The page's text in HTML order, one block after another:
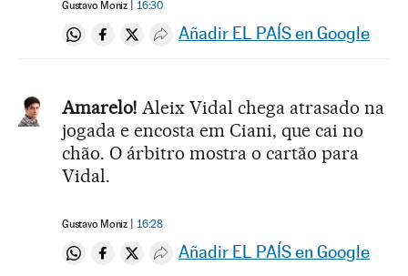
Gustavo Moniz 16:30
Compartir en Whatsapp
Compartir en Facebook
Compartir en Twitter
Desplegar Redes Sociales
Añadir EL PAÍS en Google
Amarelo! Aleix Vidal chega atrasado na
jogada e encosta em Ciani, que cai no
chão. O árbitro mostra o cartão para
Vidal.
Gustavo Moniz 16:28
Compartir en Whatsapp
Compartir en Facebook
Compartir en Twitter
Desplegar Redes Sociales
Añadir EL PAÍS en Google